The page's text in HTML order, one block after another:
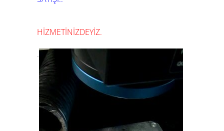
HİZMETİNİZDEYİZ.
.